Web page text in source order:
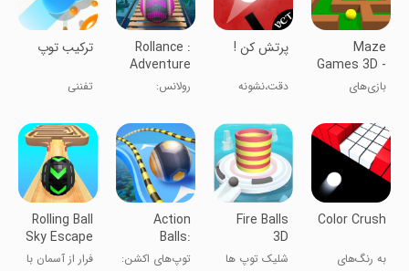
Maze
Games 3D -
Fun
Labyrinth
بازی‌های
لابیرنت
سرگرم‌کننده
پرتش کن !
دقت،نشونه
Rollance :
Adventure
Balls
رولانس:
توپ‌ها
‏‏‏ترکیب توپ
تفننی
Color Crush
به رنگ‌های
Fire Balls
3D
شلیک توپ ها
Action
Balls:
Gyrosphere
توپ‌های اکشن:
Rolling Ball
Sky Escape
فرار از آسمان با